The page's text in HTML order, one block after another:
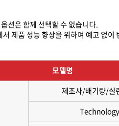
션은 함께 선택할 수 없습니다.
제품 성능 향상을 위하여 예고 없이
모델명
제조사/배기량/실
Technology